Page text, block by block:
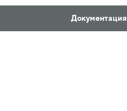
Документация